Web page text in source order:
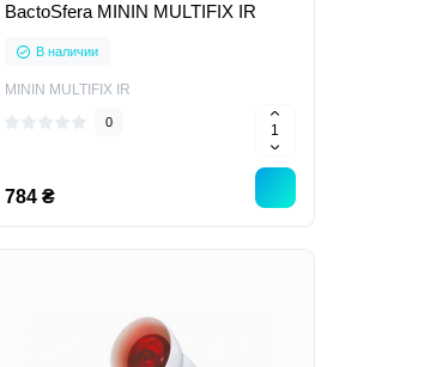
BactoSfera MININ MULTIFIX IR
В наличии
MININ MULTIFIX IR
0
784 ₴